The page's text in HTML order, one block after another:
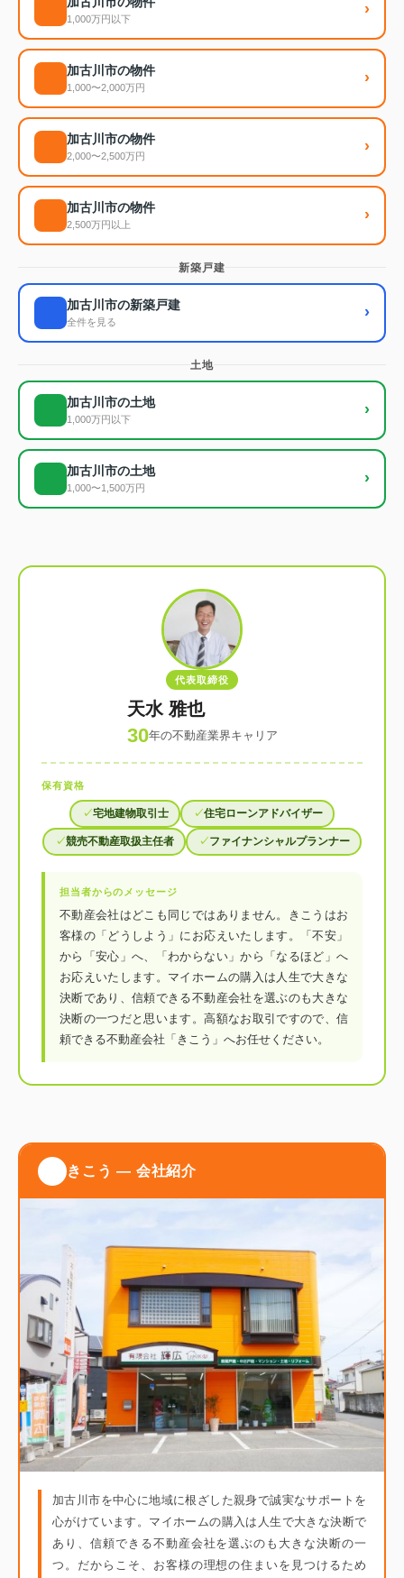
1,000万円以下
›
加古川市の物件
1,000〜2,000万円
›
加古川市の物件
2,000〜2,500万円
›
加古川市の物件
2,500万円以上
›
新築戸建
加古川市の新築戸建
全件を見る
›
土地
加古川市の土地
1,000万円以下
›
加古川市の土地
1,000〜1,500万円
›
代表取締役
天水 雅也
30年の不動産業界キャリア
保有資格
宅地建物取引士 住宅ローンアドバイザー
競売不動産取扱主任者 ファイナンシャルプランナー
担当者からのメッセージ
不動産会社はどこも同じではありません。きこうはお
客様の「どうしよう」にお応えいたします。「不安」
から「安心」へ、「わからない」から「なるほど」へ
お応えいたします。マイホームの購入は人生で大きな
決断であり、信頼できる不動産会社を選ぶのも大きな
決断の一つだと思います。高額なお取引ですので、信
頼できる不動産会社「きこう」へお任せください。
きこう ― 会社紹介
加古川市を中心に地域に根ざした親身で誠実なサポートを
心がけています。マイホームの購入は人生で大きな決断で
あり、信頼できる不動産会社を選ぶのも大きな決断の一
つ。だからこそ、お客様の理想の住まいを見つけるため